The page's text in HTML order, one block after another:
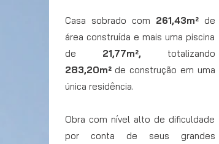
Casa sobrado com 261,43m²de
área construída e mais uma piscina
de 21,77m², totalizando
283,20m²de construção em uma
única residência.
Obra com nível alto de dificuldade
por conta de seus grandes